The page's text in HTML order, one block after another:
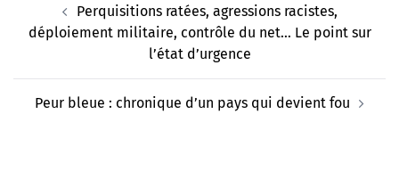
d’articlePerquisitions ratées, agressions racistes,
déploiement militaire, contrôle du net… Le point sur
l’état d’urgence
Peur bleue : chronique d’un pays qui devient fou